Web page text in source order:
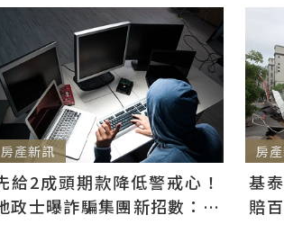
房產新訊
給2成頭期款降低警戒心！
政士曝詐騙集團新招數：偷
房
基
賠